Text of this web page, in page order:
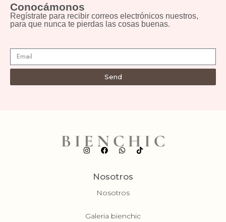
Conocámonos
Regístrate para recibir correos electrónicos nuestros,
para que nunca te pierdas las cosas buenas.
Send
Nosotros
Nosotros
Galeria bienchic